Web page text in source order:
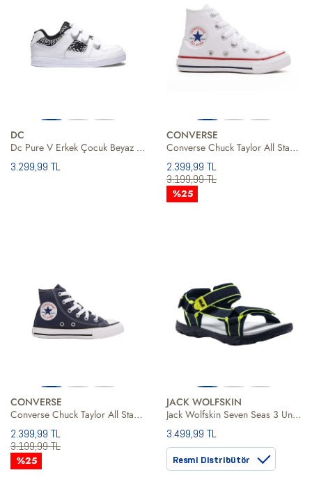
DC
Dc Pure V Erkek Çocuk Beyaz Günlük Ayakkabı
3.299,99 TL
CONVERSE
Converse Chuck Taylor All Star Classic Unisex Çocuk Günlük Ayakkabı
2.399,99 TL
3.199,99 TL
%25
CONVERSE
Converse Chuck Taylor All Star Classic Unisex Çocuk Günlük Ayakkabı
2.399,99 TL
3.199,99 TL
%25
JACK WOLFSKIN
Jack Wolfskin Seven Seas 3 Unisex Çocuk Kahverengi Sandalet
3.499,99 TL
Resmi Distribütör